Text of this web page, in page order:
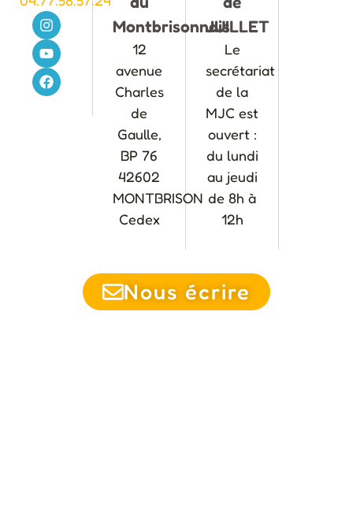
Montbrisonnais
12
avenue
Charles
de
Gaulle,
BP 76
42602
MONTBRISON
Cedex
JUILLET
Le
secrétariat
de la
MJC est
ouvert :
du lundi
au jeudi
de 8h à
12h
Nous écrire